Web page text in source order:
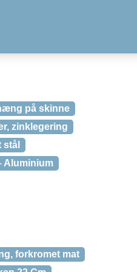
på skinne
zinklegering
Aluminium
forkromet mat